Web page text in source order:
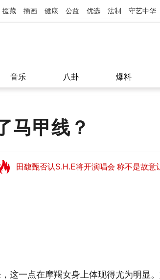
援藏 插画 健康 公益 优选 法制 守艺中华
音乐 八卦 爆料
马甲线？
田馥甄否认S.H.E将开演唱会 称不是故意
望11:08
田馥甄否认S.H.E将开演唱会 称不是故意
这一点在摩羯女身上体现得尤为明显